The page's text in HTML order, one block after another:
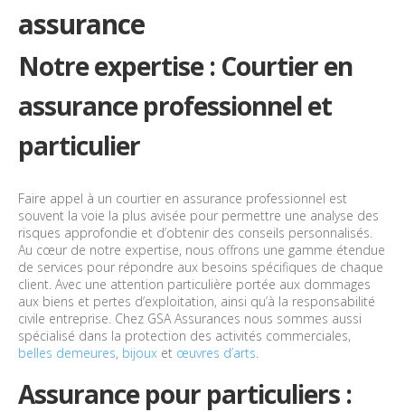
assurance
Notre expertise : Courtier en
assurance professionnel et
particulier
Faire appel à un courtier en assurance professionnel est
souvent la voie la plus avisée pour permettre une analyse des
risques approfondie et d’obtenir des conseils personnalisés.
Au cœur de notre expertise, nous offrons une gamme étendue
de services pour répondre aux besoins spécifiques de chaque
client. Avec une attention particulière portée aux dommages
aux biens et pertes d’exploitation, ainsi qu’à la responsabilité
civile entreprise. Chez GSA Assurances nous sommes aussi
spécialisé dans la protection des activités commerciales,
belles demeures, bijoux et œuvres d’arts.
Assurance pour particuliers :